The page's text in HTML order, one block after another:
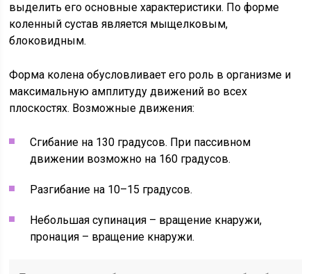
выделить его основные характеристики. По форме
коленный сустав является мыщелковым,
блоковидным.
Форма колена обусловливает его роль в организме и
максимальную амплитуду движений во всех
плоскостях. Возможные движения:
Сгибание на 130 градусов. При пассивном
движении возможно на 160 градусов.
Разгибание на 10–15 градусов.
Небольшая супинация – вращение кнаружи,
пронация – вращение кнаружи.